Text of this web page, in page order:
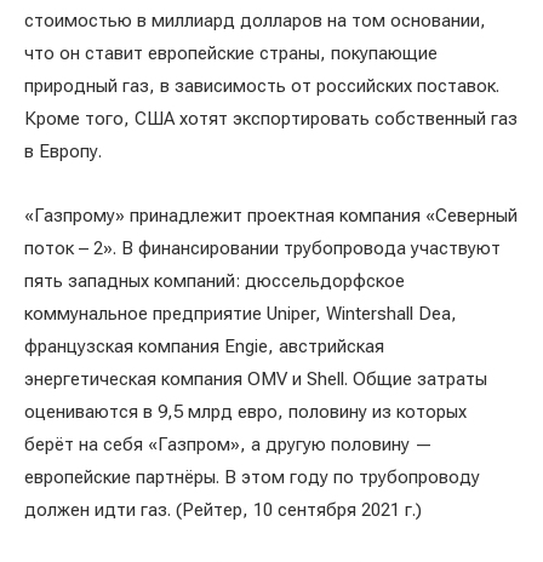
стоимостью в миллиард долларов на том основании,
что он ставит европейские страны, покупающие
природный газ, в зависимость от российских поставок.
Кроме того, США хотят экспортировать собственный газ
в Европу.
«Газпрому» принадлежит проектная компания «Северный
поток – 2». В финансировании трубопровода участвуют
пять западных компаний: дюссельдорфское
коммунальное предприятие Uniper, Wintershall Dea,
французская компания Engie, австрийская
энергетическая компания OMV и Shell. Общие затраты
оцениваются в 9,5 млрд евро, половину из которых
берёт на себя «Газпром», а другую половину —
европейские партнёры. В этом году по трубопроводу
должен идти газ. (Рейтер, 10 сентября 2021 г.)